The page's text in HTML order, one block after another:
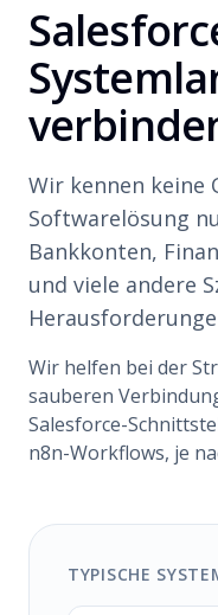
TYPISCHE
Wir kennen keine
Softwarelösung
Bankkonten,
und viele andere
Wir helfen bei der
sauberen
Salesforce-
n8n-Workflows, je